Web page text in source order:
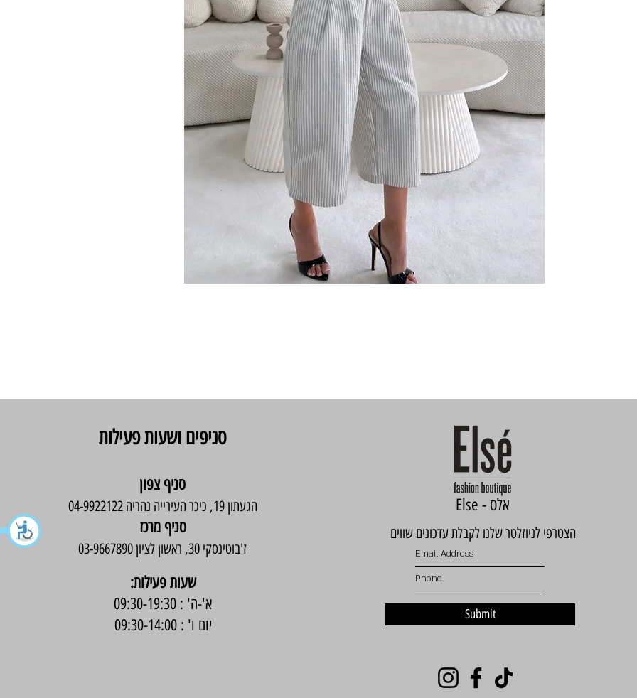
סניפים ושעות פעילות
סניף צפון
הגעתון 19, כיכר העירייה נהריה 04-9922122
סניף מרכז
ז'בוטינסקי 30, ראשון לציון 03-9667890
:שעות פעילות
א'-ה' : 09:30-19:30
יום ו' : 09:30-14:00
Else - אלס
הצטרפי לניוזלטר שלנו לקבלת עדכונים שווים
Submit